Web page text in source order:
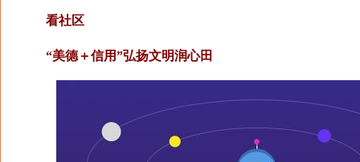
看社区
“美德＋信用”弘扬文明润心田